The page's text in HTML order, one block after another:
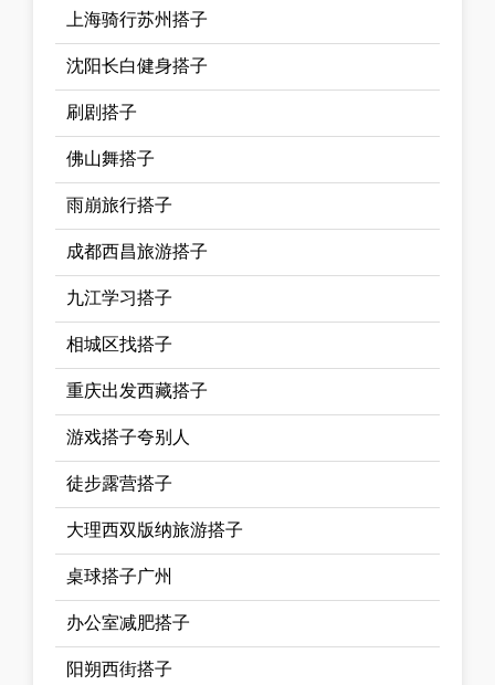
上海骑行苏州搭子
沈阳长白健身搭子
刷剧搭子
佛山舞搭子
雨崩旅行搭子
成都西昌旅游搭子
九江学习搭子
相城区找搭子
重庆出发西藏搭子
游戏搭子夸别人
徒步露营搭子
大理西双版纳旅游搭子
桌球搭子广州
办公室减肥搭子
阳朔西街搭子